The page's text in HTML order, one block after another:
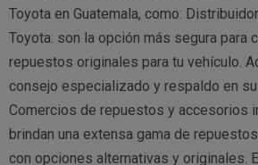
Toyota en Guatemala, como:
Toyota: son la opción más segura para
repuestos originales para tu vehículo.
consejo especializado y respaldo en
Comercios de repuestos y accesorios
brindan una extensa gama de
con opciones alternativas y originales.